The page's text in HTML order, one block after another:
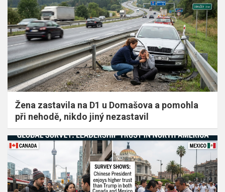
Žena zastavila na D1 u Domašova a pomohla
při nehodě, nikdo jiný nezastavil